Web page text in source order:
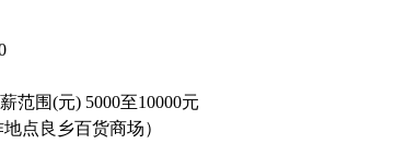
范围(元) 5000至10000元
点良乡百货商场）